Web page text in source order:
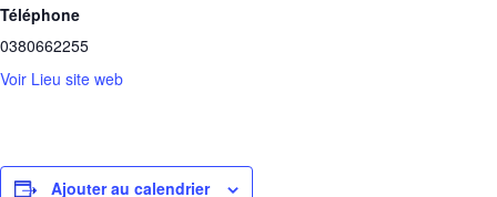
Téléphone
0380662255
Voir Lieu site web
Ajouter au calendrier